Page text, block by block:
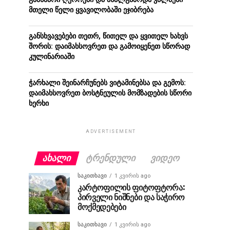
მთელი წელი ყვავილობაში ეჯიბრება
განსხვავებები თეთრ, წითელ და ყვითელ ხახვს
შორის: დაიმახსოვრეთ და გამოიყენეთ სწორად
კულინარიაში
ჭარხალი შეინარჩუნებს ვიტამინებსა და გემოს:
დაიმახსოვრეთ ბოსტნეულის მომზადების სწორი
ხერხი
ADVERTISEMENT
ᲐᲮᲐᲚᲘ ᲢᲠᲔᲜᲓᲣᲚᲘ ᲕᲘᲓᲔᲝ
ᲡᲐᲙᲘᲗᲮᲐᲕᲘ 1 კვირის ago
კარტოფილის ფიტოფტორა:
პირველი ნიშნები და საჭირო
მოქმედებები
ᲡᲐᲙᲘᲗᲮᲐᲕᲘ 1 კვირის ago